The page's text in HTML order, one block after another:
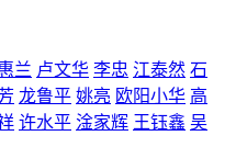
兰 卢文华 李忠 江泰然 石
龙鲁平 姚亮 欧阳小华 高
许水平 淦家辉 王钰鑫 吴